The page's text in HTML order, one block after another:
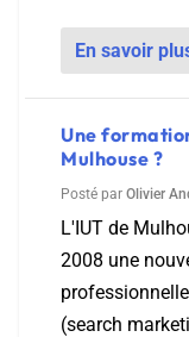
En savoir
Une
Mulhouse ?
Posté par Olivier
L'IUT de
2008 une
(search